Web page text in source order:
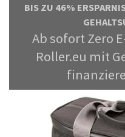
BIS ZU 46%
Ab sofort Zero
Roller.eu mit